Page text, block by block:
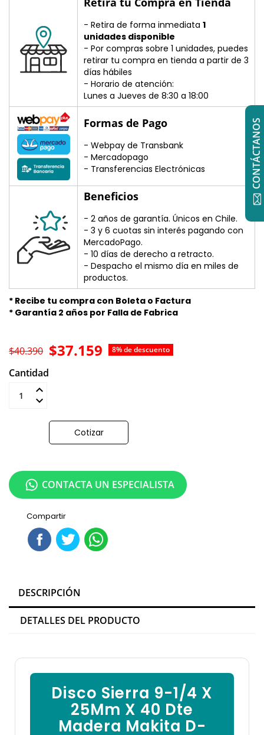
- Retira de forma inmediata 1
unidades disponible
- Por compras sobre 1 unidades, puedes
retirar tu compra en tienda a partir de 3
días hábiles
- Horario de atención:
Lunes a Jueves de 8:30 a 18:00
Formas de Pago
- Webpay de Transbank
- Mercadopago
- Transferencias Electrónicas
Beneficios
- 2 años de garantía. Únicos en Chile.
- 3 y 6 cuotas sin interés pagando con
MercadoPago.
- 10 días de derecho a retracto.
- Despacho el mismo día en miles de
productos.
* Recibe tu compra con Boleta o Factura
* Garantía 2 años por Falla de Fabrica
$37.159 8% de descuento
$40.390
Cantidad
Cotizar
Compartir
CONTACTA UN ESPECIALISTA
DESCRIPCIÓN
DETALLES DEL PRODUCTO
Disco Sierra 9-1/4 X
25Mm X 40 Dte
Madera Makita D-
CONTÁCTANOS